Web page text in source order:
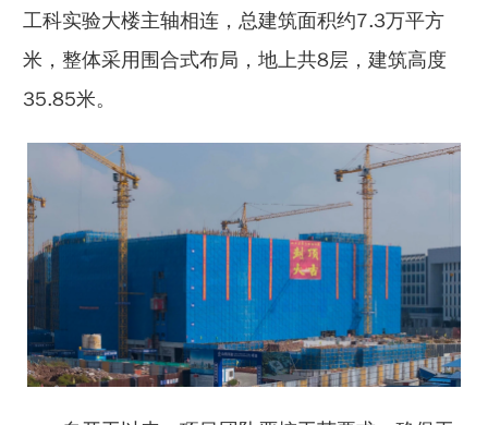
工科实验大楼主轴相连，总建筑面积约7.3万平方
米，整体采用围合式布局，地上共8层，建筑高度
35.85米。